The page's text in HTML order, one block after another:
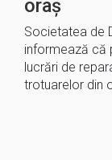
oraș
Societatea de
informează că
lucrări de
trotuarelor din